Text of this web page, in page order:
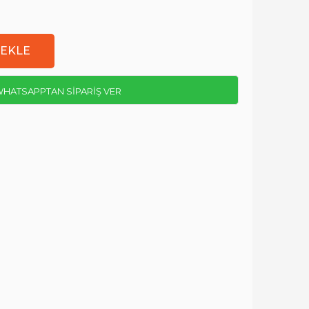
SİPARİŞ VER